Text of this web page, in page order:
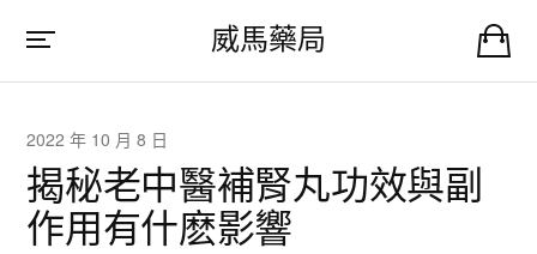
威馬藥局
2022 年 10 月 8 日
揭秘老中醫補腎丸功效與副
作用有什麽影響